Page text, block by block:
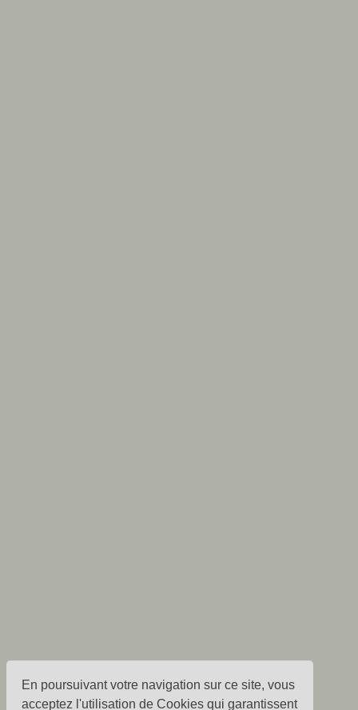
En poursuivant votre navigation sur ce site, vous
acceptez l'utilisation de Cookies qui garantissent